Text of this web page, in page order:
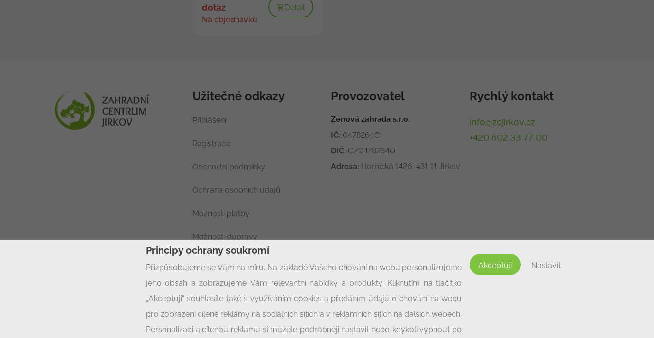
dotaz
Na objednávku
Detail
Užitečné odkazy
Přihlášení
Registrace
Obchodní podmínky
Ochrana osobních údajů
Možnosti platby
Možnosti dopravy
Provozovatel
Zenová zahrada s.r.o.
IČ: 04782640
DIČ: CZ04782640
Adresa: Hornická 1426, 431 11 Jirkov
Rychlý kontakt
info@zcjirkov.cz
+420 602 33 77 00
Principy ochrany soukromí
Přizpůsobujeme se Vám na míru. Na základě Vašeho chování na webu personalizujeme
jeho obsah a zobrazujeme Vám relevantní nabídky a produkty. Kliknutím na tlačítko
„Akceptuji“ souhlasíte také s využíváním cookies a předáním údajů o chování na webu
pro zobrazení cílené reklamy na sociálních sítích a v reklamních sítích na dalších webech.
Personalizaci a cílenou reklamu si můžete podrobněji nastavit nebo kdykoli vypnout po
Akceptuji Nastavit